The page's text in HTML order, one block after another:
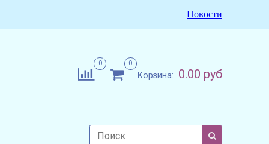
Новости
0 0
Корзина: 0.00 руб